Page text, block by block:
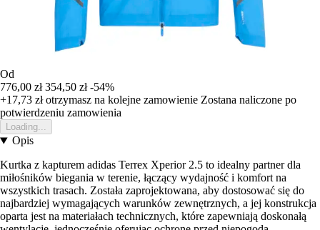
Od
776,00 zł 354,50 zł -54%
+17,73 złotrzymasz na kolejne zamowienie Zostana naliczone po
potwierdzeniu zamowienia
Loading...
Opis
Kurtka z kapturem adidas Terrex Xperior 2.5 to idealny partner dla
miłośników biegania w terenie, łączący wydajność i komfort na
wszystkich trasach. Została zaprojektowana, aby dostosować się do
najbardziej wymagających warunków zewnętrznych, a jej konstrukcja
oparta jest na materiałach technicznych, które zapewniają doskonałą